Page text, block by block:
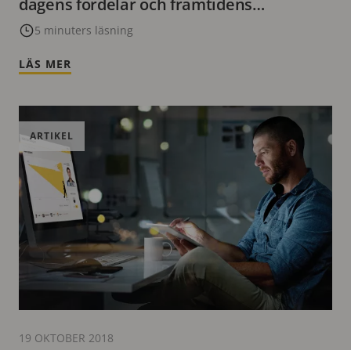
dagens fördelar och framtidens
möjligheter
5 minuters läsning
LÄS MER
ARTIKEL
19 OKTOBER 2018